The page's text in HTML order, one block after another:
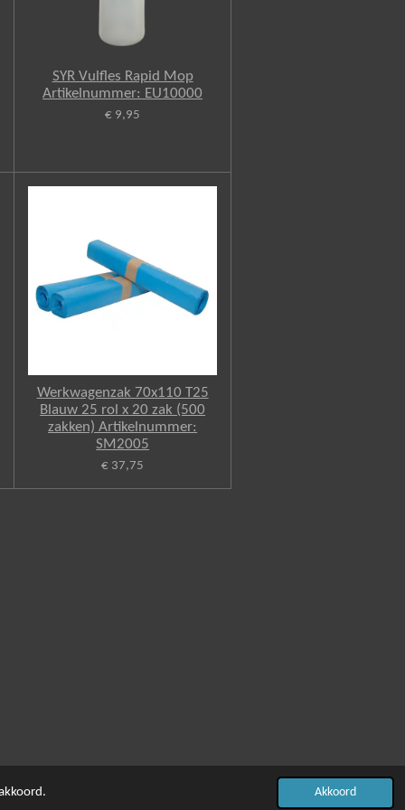
Akkoord
SYR Vulfles Rapid Mop
Artikelnummer: EU10000
€ 9,95
Werkwagenzak 70x110 T25
Blauw 25 rol x 20 zak (500
zakken) Artikelnummer:
SM2005
€ 37,75